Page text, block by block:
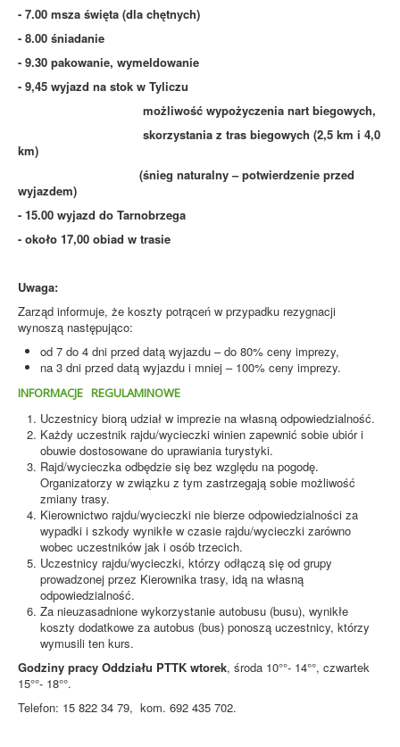
- 7.00 msza święta (dla chętnych)
- 8.00 śniadanie
- 9.30 pakowanie, wymeldowanie
- 9,45 wyjazd na stok w Tyliczu
możliwość wypożyczenia nart biegowych,
skorzystania z tras biegowych (2,5 km i 4,0
km)
(śnieg naturalny – potwierdzenie przed
wyjazdem)
- 15.00 wyjazd do Tarnobrzega
- około 17,00 obiad w trasie
Uwaga:
Zarząd informuje, że koszty potrąceń w przypadku rezygnacji
wynoszą następująco:
od 7 do 4 dni przed datą wyjazdu – do 80% ceny imprezy,
na 3 dni przed datą wyjazdu i mniej – 100% ceny imprezy.
INFORMACJE REGULAMINOWE
Uczestnicy biorą udział w imprezie na własną odpowiedzialność.
Każdy uczestnik rajdu/wycieczki winien zapewnić sobie ubiór i
obuwie dostosowane do uprawiania turystyki.
Rajd/wycieczka odbędzie się bez względu na pogodę.
Organizatorzy w związku z tym zastrzegają sobie możliwość
zmiany trasy.
Kierownictwo rajdu/wycieczki nie bierze odpowiedzialności za
wypadki i szkody wynikłe w czasie rajdu/wycieczki zarówno
wobec uczestników jak i osób trzecich.
Uczestnicy rajdu/wycieczki, którzy odłączą się od grupy
prowadzonej przez Kierownika trasy, idą na własną
odpowiedzialność.
Za nieuzasadnione wykorzystanie autobusu (busu), wynikłe
koszty dodatkowe za autobus (bus) ponoszą uczestnicy, którzy
wymusili ten kurs.
Godziny pracy Oddziału PTTK wtorek, środa 10°°- 14°°, czwartek
15°°- 18°°.
Telefon: 15 822 34 79, kom. 692 435 702.